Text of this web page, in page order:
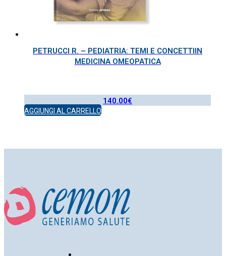
PETRUCCI R. – PEDIATRIA: TEMI E CONCETTIIN
MEDICINA OMEOPATICA
140.00€
AGGIUNGI AL CARRELLO